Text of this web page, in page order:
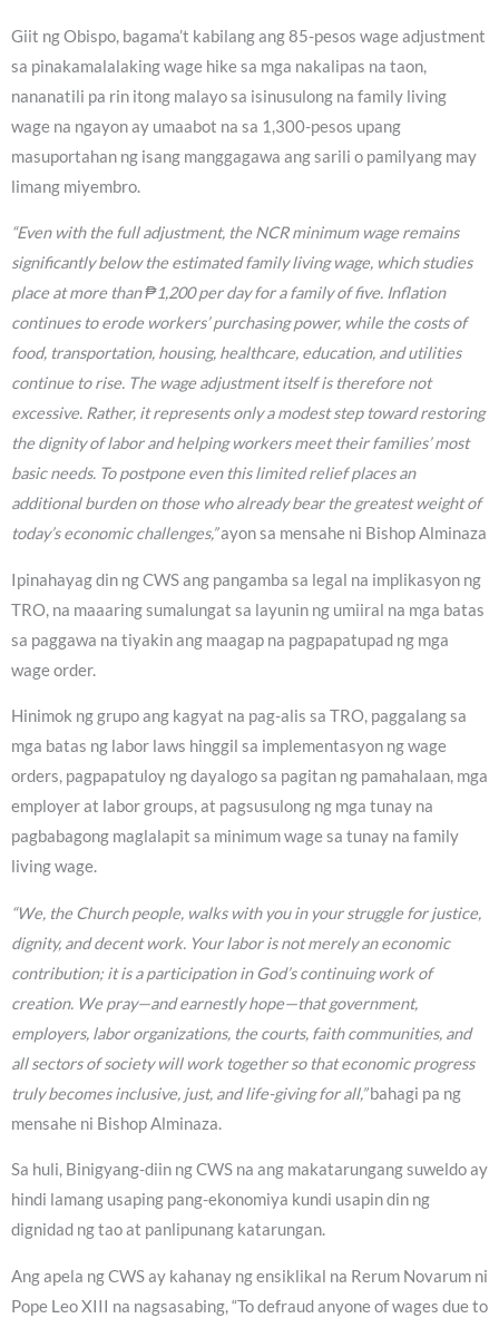
Giit ng Obispo, bagama’t kabilang ang 85-pesos wage adjustment
sa pinakamalalaking wage hike sa mga nakalipas na taon,
nananatili pa rin itong malayo sa isinusulong na family living
wage na ngayon ay umaabot na sa 1,300-pesos upang
masuportahan ng isang manggagawa ang sarili o pamilyang may
limang miyembro.
“Even with the full adjustment, the NCR minimum wage remains
significantly below the estimated family living wage, which studies
place at more than ₱1,200 per day for a family of five. Inflation
continues to erode workers’ purchasing power, while the costs of
food, transportation, housing, healthcare, education, and utilities
continue to rise. The wage adjustment itself is therefore not
excessive. Rather, it represents only a modest step toward restoring
the dignity of labor and helping workers meet their families’ most
basic needs. To postpone even this limited relief places an
additional burden on those who already bear the greatest weight of
today’s economic challenges,”ayon sa mensahe ni Bishop Alminaza
Ipinahayag din ng CWS ang pangamba sa legal na implikasyon ng
TRO, na maaaring sumalungat sa layunin ng umiiral na mga batas
sa paggawa na tiyakin ang maagap na pagpapatupad ng mga
wage order.
Hinimok ng grupo ang kagyat na pag-alis sa TRO, paggalang sa
mga batas ng labor laws hinggil sa implementasyon ng wage
orders, pagpapatuloy ng dayalogo sa pagitan ng pamahalaan, mga
employer at labor groups, at pagsusulong ng mga tunay na
pagbabagong maglalapit sa minimum wage sa tunay na family
living wage.
“We, the Church people, walks with you in your struggle for justice,
dignity, and decent work. Your labor is not merely an economic
contribution; it is a participation in God’s continuing work of
creation. We pray—and earnestly hope—that government,
employers, labor organizations, the courts, faith communities, and
all sectors of society will work together so that economic progress
truly becomes inclusive, just, and life-giving for all,”bahagi pa ng
mensahe ni Bishop Alminaza.
Sa huli, Binigyang-diin ng CWS na ang makatarungang suweldo ay
hindi lamang usaping pang-ekonomiya kundi usapin din ng
dignidad ng tao at panlipunang katarungan.
Ang apela ng CWS ay kahanay ng ensiklikal na Rerum Novarum ni
Pope Leo XIII na nagsasabing, “To defraud anyone of wages due to